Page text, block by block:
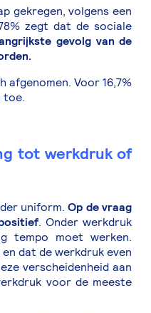
gekregen, volgens een
zegt dat de sociale
gevolg van de
Voor 16,7%
toe.
tot werkdruk of
uniform.Op de vraag
. Onder werkdruk
tempo moet werken.
en dat de werkdruk even
verscheidenheid aan
voor de meeste